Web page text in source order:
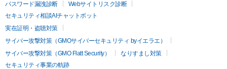
パスワード漏洩診断
Webサイトリスク診断
セキュリティ相談AIチャットボット
実在証明・盗聴対策
サイバー攻撃対策（GMOサイバーセキュリティ byイエラエ）
サイバー攻撃対策（GMO Flatt Security）
なりすまし対策
セキュリティ事業の軌跡